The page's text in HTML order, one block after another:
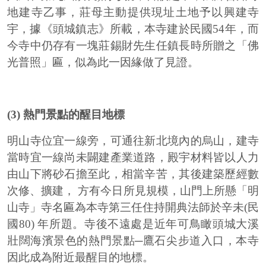
地建寺乙事，莊母主動提供現址土地予以興建寺
宇，據《頭城鎮志》所載，本寺建於民國54年，而
今寺中仍存有一塊莊錫財先生任鎮長時所贈之「佛
光普照」匾，似為此一因緣做了見證。
(3) 熱門景點的醒目地標
明山寺位宜一線旁，可通往新北境內的烏山，建寺
當時宜一線尚未闢建產業道路，殿宇材料皆以人力
由山下將砂石擔至此，相當辛苦，其後建築歷經數
次修、擴建， 方有今日所見規模，山門上所懸「明
山寺」寺名匾為本寺第三任住持開典法師於辛未(民
國80) 年所題。寺後不遠處是近年可鳥瞰頭城大溪
壯闊海濱景色的熱門景點─鷹石尖步道入口，本寺
因此成為附近最醒目的地標。